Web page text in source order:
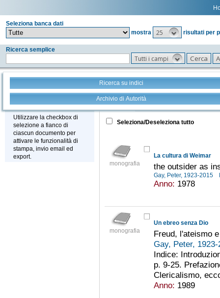
Seleziona banca dati
mostra
25 risultati per
Ricerca semplice
Tutti i campi
Ricerca su indici
Archivio di Autorità
Stampa - Email - Export
Utilizzare la checkbox di
selezione a fianco di
ciascun documento per
attivare le funzionalità di
stampa, invio email ed
export.
Tutto +
Seleziona/Deseleziona tutto
monografia
La cultura di Weimar
the outsider as
Gay, Peter, 1923-2015
Anno: 1978
monografia
Un ebreo senza Dio
Freud, l'ateismo
Gay, Peter,
Indice:
p. 9-25.
Clericalismo,
Anno: 1989